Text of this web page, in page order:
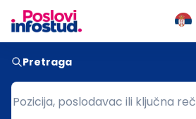
Pretraga
Pozicija, poslodavac ili ključna reč
Pozicija, poslodavac ili ključna reč